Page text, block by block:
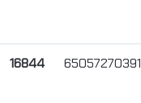
16844 65057270391